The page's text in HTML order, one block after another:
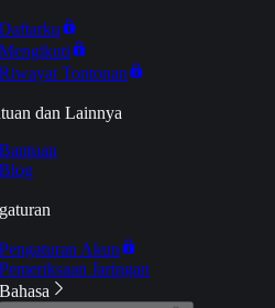
Daftarku
Mengikuti
Riwayat Tontonan
dan Lainnya
Bantuan
Blog
Pengaturan Akun
Pemeriksaan Jaringan
Bahasa